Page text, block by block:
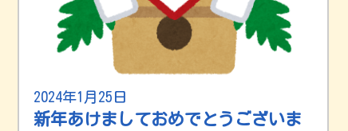
2024年1月25日
新年あけましておめでとうございま